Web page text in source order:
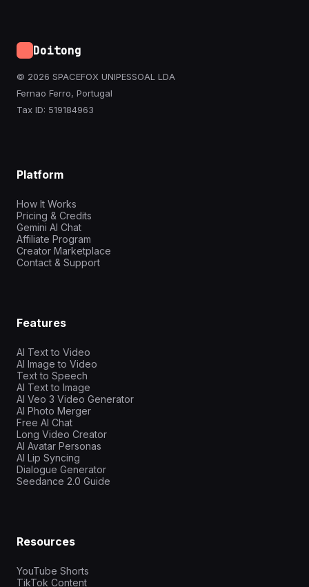
Doitong
© 2026 SPACEFOX UNIPESSOAL LDA
Fernao Ferro, Portugal
Tax ID: 519184963
Platform
How It Works
Pricing & Credits
Gemini AI Chat
Affiliate Program
Creator Marketplace
Contact & Support
Features
AI Text to Video
AI Image to Video
Text to Speech
AI Text to Image
AI Veo 3 Video Generator
AI Photo Merger
Free AI Chat
Long Video Creator
AI Avatar Personas
AI Lip Syncing
Dialogue Generator
Seedance 2.0 Guide
Resources
YouTube Shorts
TikTok Content